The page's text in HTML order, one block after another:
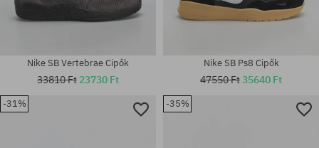
Elérhető méretek:
Nike SB Vertebrae Cipők
33810 Ft 23730 Ft
Nike SB Ps8 Cipők
47550 Ft35640 Ft
-31% -35%